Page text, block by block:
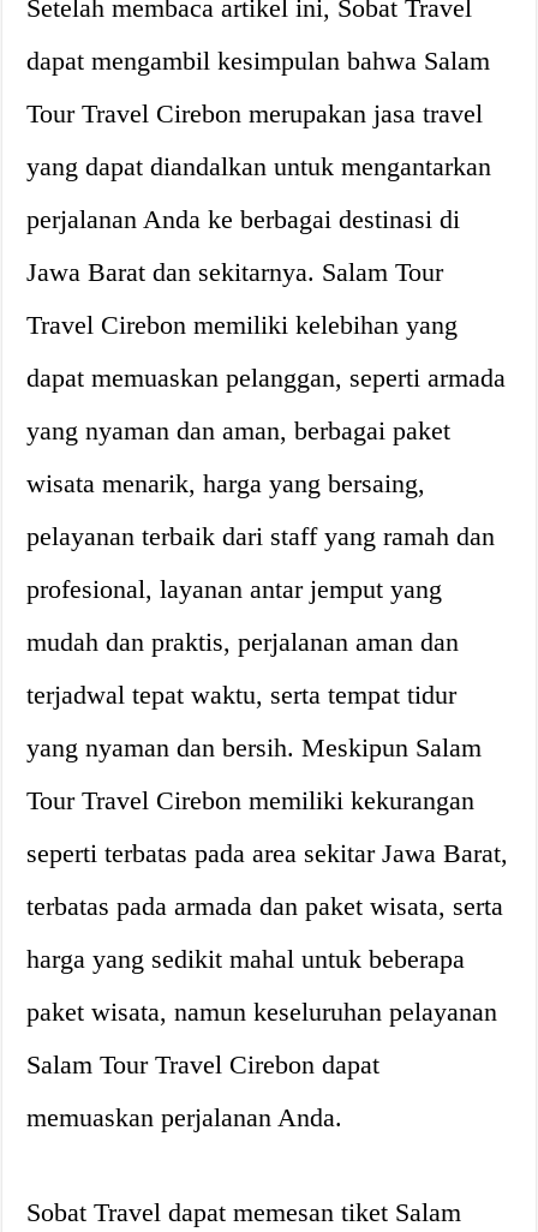
Setelah membaca artikel ini, Sobat Travel
dapat mengambil kesimpulan bahwa Salam
Tour Travel Cirebon merupakan jasa travel
yang dapat diandalkan untuk mengantarkan
perjalanan Anda ke berbagai destinasi di
Jawa Barat dan sekitarnya. Salam Tour
Travel Cirebon memiliki kelebihan yang
dapat memuaskan pelanggan, seperti armada
yang nyaman dan aman, berbagai paket
wisata menarik, harga yang bersaing,
pelayanan terbaik dari staff yang ramah dan
profesional, layanan antar jemput yang
mudah dan praktis, perjalanan aman dan
terjadwal tepat waktu, serta tempat tidur
yang nyaman dan bersih. Meskipun Salam
Tour Travel Cirebon memiliki kekurangan
seperti terbatas pada area sekitar Jawa Barat,
terbatas pada armada dan paket wisata, serta
harga yang sedikit mahal untuk beberapa
paket wisata, namun keseluruhan pelayanan
Salam Tour Travel Cirebon dapat
memuaskan perjalanan Anda.
Sobat Travel dapat memesan tiket Salam